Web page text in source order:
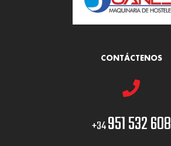
CONTÁCTENOS
+34951 532 608